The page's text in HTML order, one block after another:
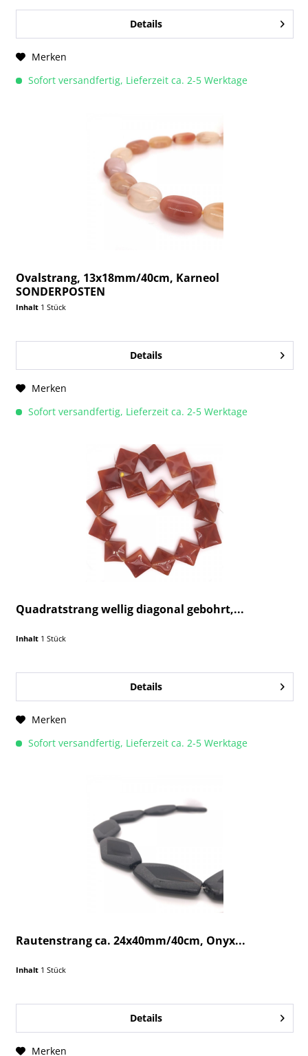
Details
Merken
Sofort versandfertig, Lieferzeit ca. 2-5 Werktage
Ovalstrang, 13x18mm/40cm, Karneol
SONDERPOSTEN
Inhalt 1 Stück
Details
Merken
Sofort versandfertig, Lieferzeit ca. 2-5 Werktage
Quadratstrang wellig diagonal gebohrt,...
Inhalt 1 Stück
Details
Merken
Sofort versandfertig, Lieferzeit ca. 2-5 Werktage
Rautenstrang ca. 24x40mm/40cm, Onyx...
Inhalt 1 Stück
Details
Merken